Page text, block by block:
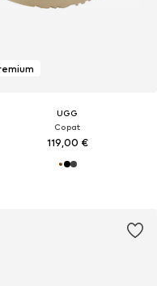
UGG
Copat
119,00 €